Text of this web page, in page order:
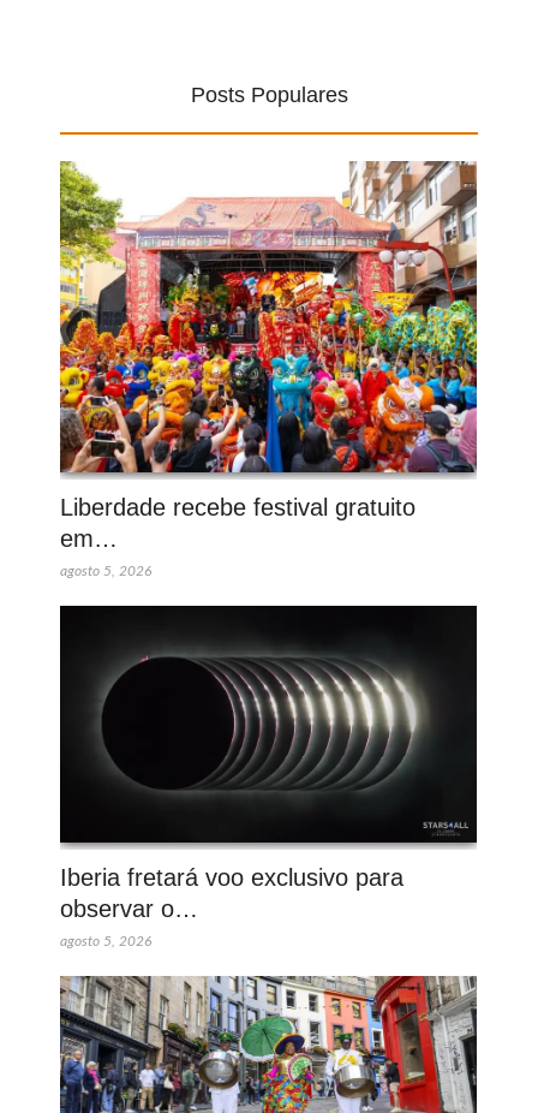
Posts Populares
Liberdade recebe festival gratuito
em…
agosto 5, 2026
Iberia fretará voo exclusivo para
observar o…
agosto 5, 2026